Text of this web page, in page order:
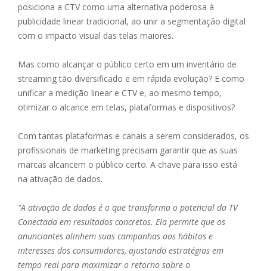
posiciona a CTV como uma alternativa poderosa à
publicidade linear tradicional, ao unir a segmentação digital
com o impacto visual das telas maiores.
Mas como alcançar o público certo em um inventário de
streaming tão diversificado e em rápida evolução? E como
unificar a medição linear e CTV e, ao mesmo tempo,
otimizar o alcance em telas, plataformas e dispositivos?
Com tantas plataformas e canais a serem considerados, os
profissionais de marketing precisam garantir que as suas
marcas alcancem o público certo. A chave para isso está
na ativação de dados.
“A ativação de dados é o que transforma o potencial da TV
Conectada em resultados concretos. Ela permite que os
anunciantes alinhem suas campanhas aos hábitos e
interesses dos consumidores, ajustando estratégias em
tempo real para maximizar o retorno sobre o